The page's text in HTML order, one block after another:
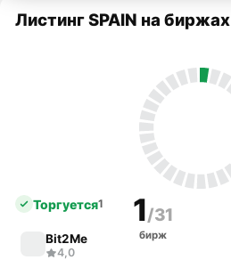
Листинг SPAIN на биржах
1/31
бирж
Торгуется1
Bit2Me
4,0